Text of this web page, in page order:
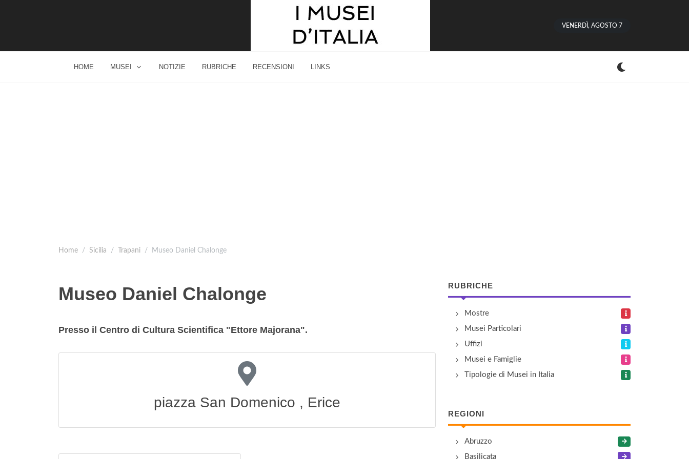
VENERDÌ, AGOSTO 7
HOME MUSEI NOTIZIE RUBRICHE RECENSIONI LINKS
Home Sicilia Trapani Museo Daniel Chalonge
Museo Daniel Chalonge
Presso il Centro di Cultura Scientifica "Ettore Majorana".
piazza San Domenico , Erice
RUBRICHE
Mostre
Musei Particolari
Uffizi
Musei e Famiglie
Tipologie di Musei in Italia
REGIONI
Abruzzo
Basilicata